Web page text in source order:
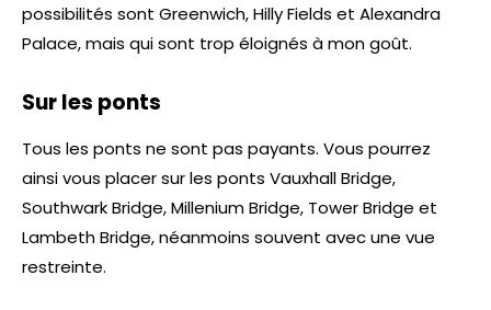
possibilités sont Greenwich, Hilly Fields et Alexandra
Palace, mais qui sont trop éloignés à mon goût.
Sur les ponts
Tous les ponts ne sont pas payants. Vous pourrez
ainsi vous placer sur les ponts Vauxhall Bridge,
Southwark Bridge, Millenium Bridge, Tower Bridge et
Lambeth Bridge, néanmoins souvent avec une vue
restreinte.